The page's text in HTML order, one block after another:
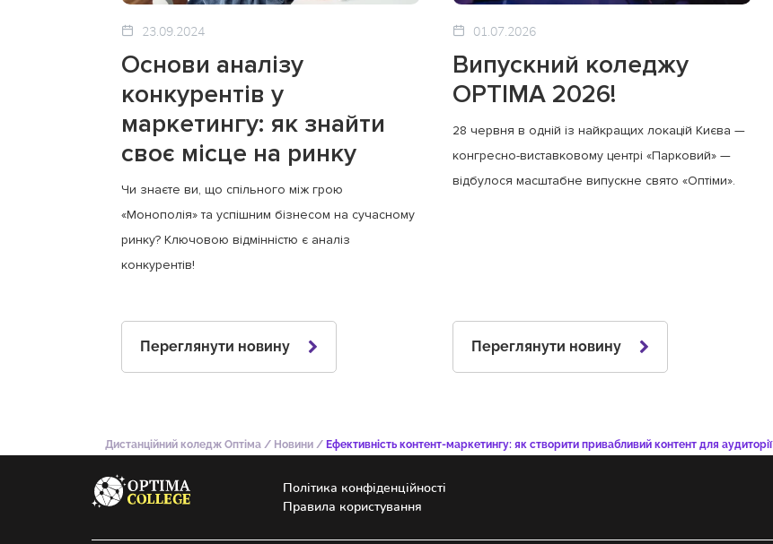
23.09.2024
Основи аналізу
конкурентів у
маркетингу: як знайти
своє місце на ринку
Чи знаєте ви, що спільного між грою
«Монополія» та успішним бізнесом на сучасному
ринку? Ключовою відмінністю є аналіз
конкурентів!
Переглянути новину
01.07.2026
Випускний коледжу
OPTIMA 2026!
28 червня в одній із найкращих локацій Києва —
конгресно-виставковому центрі «Парковий» —
відбулося масштабне випускне свято «Оптіми».
Переглянути новину
Дистанційний коледж Оптіма / Новини / Ефективність контент-маркетингу: як створити привабливий контент для аудиторії
Політика конфіденційності
Правила користування